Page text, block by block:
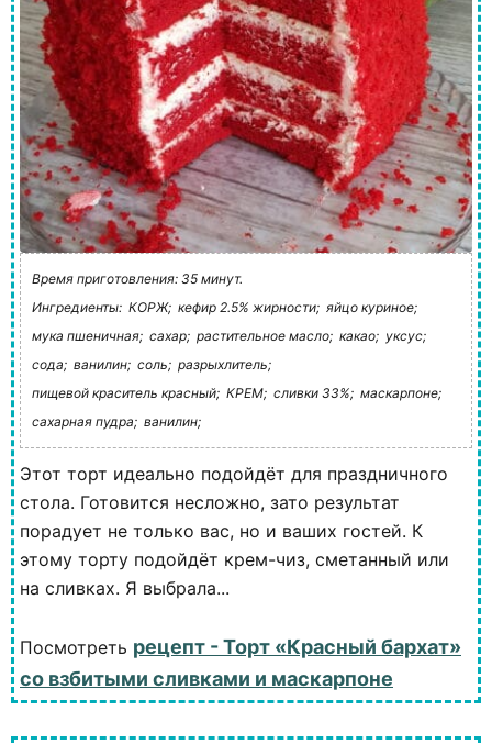
Время приготовления: 35 минут.
Ингредиенты: КОРЖ; кефир 2.5% жирности; яйцо куриное;
мука пшеничная; сахар; растительное масло; какао; уксус;
сода; ванилин; соль; разрыхлитель;
пищевой краситель красный; КРЕМ; сливки 33%; маскарпоне;
сахарная пудра; ванилин;
Этот торт идеально подойдёт для праздничного
стола. Готовится несложно, зато результат
порадует не только вас, но и ваших гостей. К
этому торту подойдёт крем-чиз, сметанный или
на сливках. Я выбрала...
Посмотреть рецепт - Торт «Красный бархат»
со взбитыми сливками и маскарпоне